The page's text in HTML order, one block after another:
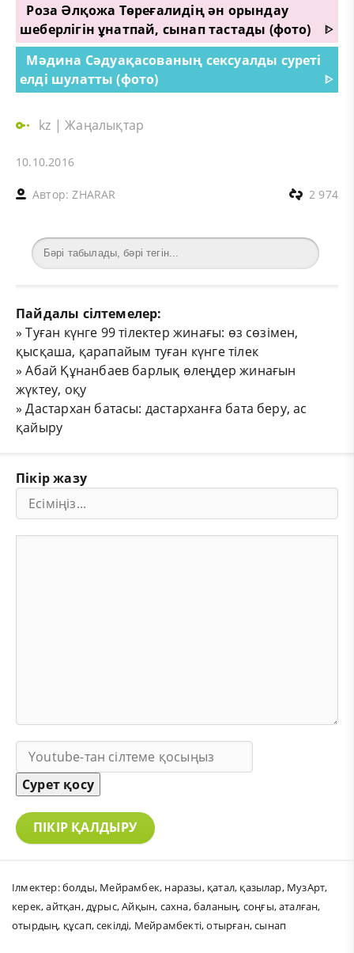
Роза Әлқожа Төреғалидің ән орындау
шеберлігін ұнатпай, сынап тастады (фото)
ᐈ
Мәдина Сәдуақасованың сексуалды суреті
елді шулатты (фото)
ᐈ
kz |Жаңалықтар
10.10.2016
Автор:ZHARAR 2 974
Пайдалы сілтемелер:
»Туған күнге 99 тілектер жинағы: өз сөзімен,
қысқаша, қарапайым туған күнге тілек
»Абай Құнанбаев барлық өлеңдер жинағын
жүктеу, оқу
»Дастархан батасы: дастарханға бата беру, ас
қайыру
Пікір жазу
Сурет қосу
ПІКІР ҚАЛДЫРУ
Ілмектер:болды, Мейрамбек, наразы, қатал, қазылар, МузАрт,
керек,айтқан, дұрыс,Айқын, сахна,баланың, соңғы,аталған,
отырдың, құсап,секілді, Мейрамбекті,отырған,сынап